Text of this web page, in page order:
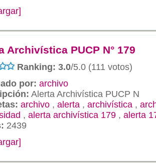
Archivística PUCP N° 179
Ranking: 3.0/5.0 (111 votos)
por: archivo
Alerta Archivística PUCP N
archivo , alerta , archivística ,
, alerta archivística 179 , alerta
2439